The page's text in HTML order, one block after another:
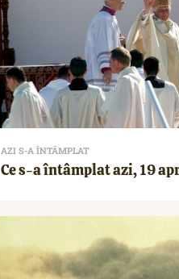
AZI S-A ÎNTÂMPLAT
Ce s-a întâmplat azi, 19